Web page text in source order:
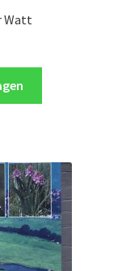
Watt